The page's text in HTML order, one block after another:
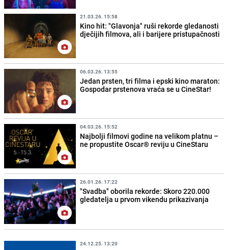
21.03.26. 15:58
Kino hit: "Glavonja" ruši rekorde gledanosti
dječijih filmova, ali i barijere pristupačnosti
06.03.26. 13:55
Jedan prsten, tri filma i epski kino maraton:
Gospodar prstenova vraća se u CineStar!
04.03.26. 15:52
Najbolji filmovi godine na velikom platnu –
ne propustite Oscar® reviju u CineStaru
26.01.26. 17:22
"Svadba" oborila rekorde: Skoro 220.000
gledatelja u prvom vikendu prikazivanja
24.12.25. 13:20